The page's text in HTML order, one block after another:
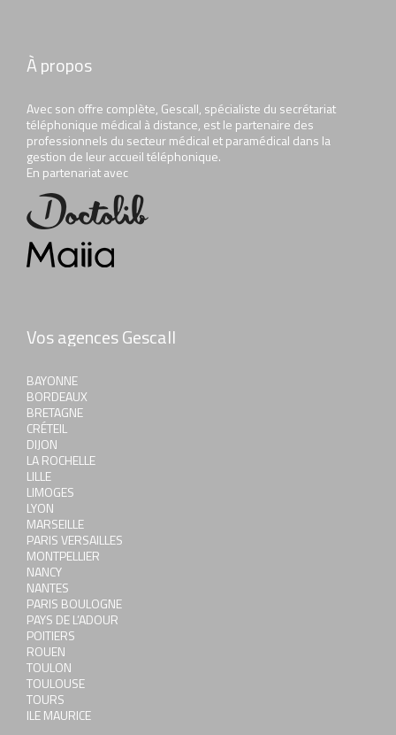
À propos
Avec son offre complète, Gescall, spécialiste du secrétariat
téléphonique médical à distance, est le partenaire des
professionnels du secteur médical et paramédical dans la
gestion de leur accueil téléphonique.
En partenariat avec
Vos agences Gescall
BAYONNE
BORDEAUX
BRETAGNE
CRÉTEIL
DIJON
LA ROCHELLE
LILLE
LIMOGES
LYON
MARSEILLE
PARIS VERSAILLES
MONTPELLIER
NANCY
NANTES
PARIS BOULOGNE
PAYS DE L’ADOUR
POITIERS
ROUEN
TOULON
TOULOUSE
TOURS
ILE MAURICE